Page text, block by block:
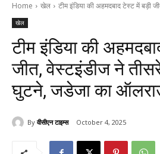
Home खेल टीम इंडिया की अहमदबाद टेस्ट में बड़ी
खेल
टीम इंडिया की
जीत, वेस्टइंडीज ने
घुटने, जडेजा का
By वीसीएन टाइम्स October 4, 2025